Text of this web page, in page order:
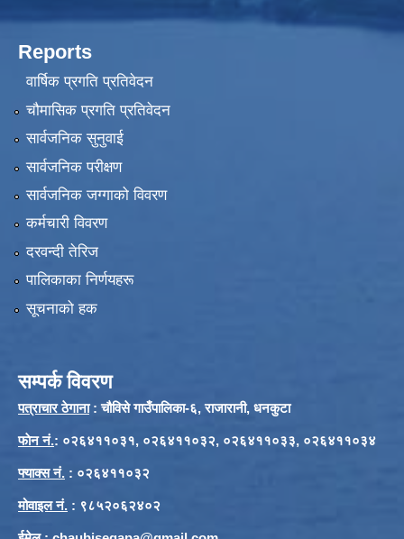
Reports
वार्षिक प्रगति प्रतिवेदन
चौमासिक प्रगति प्रतिवेदन
सार्वजनिक सुनुवाई
सार्वजनिक परीक्षण
सार्वजनिक जग्गाको विवरण
कर्मचारी विवरण
दरवन्दी तेरिज
पालिकाका निर्णयहरू
सूचनाको हक
सम्पर्क विवरण
पत्राचार ठेगाना: चौविसे गाउँपालिका-६, राजारानी, धनकुटा
फाेन नं.: ०२६४११०३१, ०२६४११०३२, ०२६४११०३३, ०२६४११०३४
फ्याक्स नं. : ०२६४११०३२
मोवाइल नं. : ९८५२०६२४०२